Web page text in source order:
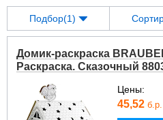
Подбор(1)
Домик-раскраска
Раскраска. Сказочный
Цены:
45,52 б.р.